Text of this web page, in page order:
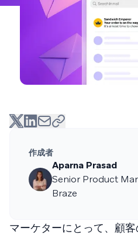
作成者
Aparna Prasad
Senior Product
Braze
マーケターにとって、顧